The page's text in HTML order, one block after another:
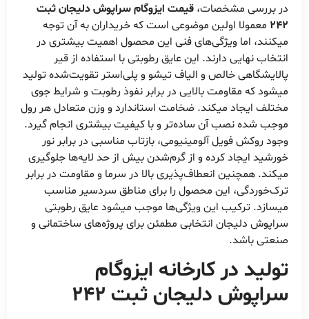
در بررسی مشخصات، قیمت ایزوگام سراپوش دلیجان ثبت
242 معمولا اولین موضوعی است که خریداران به آن توجه
میکنند، اما ویژگی‌های فنی این محصول اهمیت بیشتری در
انتخاب نهایی دارند. این عایق رطوبتی با استفاده از قیر
پالایشگاهی خالص و الیاف تیشو و پلی‌استر تقویت‌شده تولید
میشود که مقاومت بالایی در برابر نفوذ رطوبت و شرایط جوی
مختلف ایجاد میکند. ضخامت استاندارد و وزن متعادل هر رول
موجب شده نصب آن ساده‌تر و با کیفیت بیشتری انجام گیرد.
وجود روکش فویل آلومینیومی، بازتاب مناسبی در برابر نور
خورشید ایجاد کرده و از گرم‌شدن بیش از حد لایه‌ها جلوگیری
میکند. همچنین انعطاف‌پذیری بالا در سرما و مقاومت در برابر
ترک‌خوردگی، این محصول را برای مناطق سردسیر مناسب
میسازد. ترکیب این ویژگی‌ها موجب میشود عایق رطوبتی
سراپوش دلیجان انتخابی مطمئن برای پروژه‌های ساختمانی و
صنعتی باشد.
تولید در کارخانه ایزوگام
سراپوش دلیجان ثبت 242